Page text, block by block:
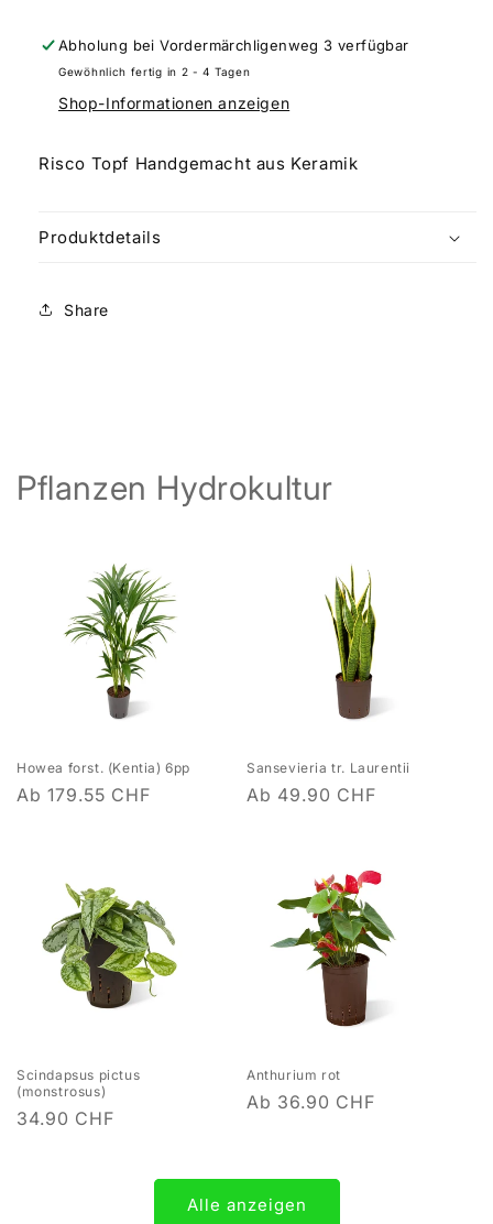
Abholung beiVordermärchligenweg 3 verfügbar
Gewöhnlich fertig in 2 - 4 Tagen
Shop-Informationen anzeigen
Risco Topf Handgemacht aus Keramik
Produktdetails
Share
Pflanzen Hydrokultur
Howea forst. (Kentia) 6pp
Normaler
Ab 179.55 CHF
Sansevieria tr. Laurentii
Normaler
Ab 49.90 CHF
Scindapsus pictus
(monstrosus)
Normaler
34.90 CHF
Anthurium rot
Normaler
Ab 36.90 CHF
Alle anzeigen